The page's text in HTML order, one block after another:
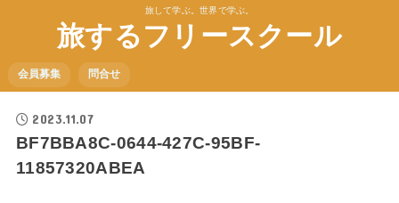
旅して学ぶ。世界で学ぶ。
旅するフリースクール
会員募集 問合せ
2023.11.07
BF7BBA8C-0644-427C-95BF-
11857320ABEA